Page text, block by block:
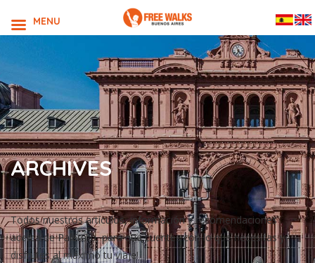
ARCHIVES
Todos nuestros artículos, información y recomendaciones
acerca de Palermo, para que cuentes con lo que necesitas y
disfrutes al máximo tu viaje!
MENU